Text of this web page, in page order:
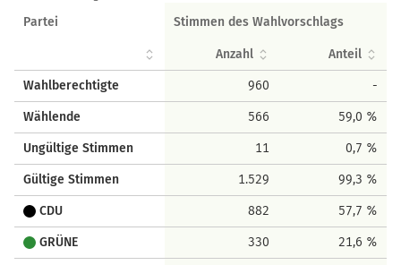
Partei Stimmen des Wahlvorschlags
Anzahl Anteil
Wahlberechtigte 960 -
Wählende 566 59,0 %
Ungültige Stimmen 11 0,7 %
Gültige Stimmen 1.529 99,3 %
CDU 882 57,7 %
GRÜNE 330 21,6 %